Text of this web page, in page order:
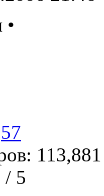
•
57
113,881
/ 5